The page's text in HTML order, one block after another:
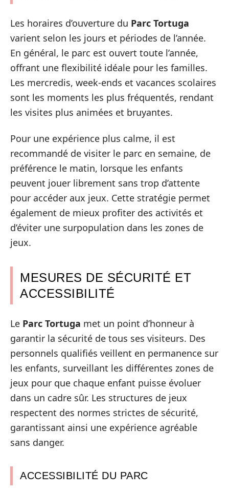
Les horaires d’ouverture du Parc Tortuga
varient selon les jours et périodes de l’année.
En général, le parc est ouvert toute l’année,
offrant une flexibilité idéale pour les familles.
Les mercredis, week-ends et vacances scolaires
sont les moments les plus fréquentés, rendant
les visites plus animées et bruyantes.
Pour une expérience plus calme, il est
recommandé de visiter le parc en semaine, de
préférence le matin, lorsque les enfants
peuvent jouer librement sans trop d’attente
pour accéder aux jeux. Cette stratégie permet
également de mieux profiter des activités et
d’éviter une surpopulation dans les zones de
jeux.
MESURES DE SÉCURITÉ ET
ACCESSIBILITÉ
Le Parc Tortuga met un point d’honneur à
garantir la sécurité de tous ses visiteurs. Des
personnels qualifiés veillent en permanence sur
les enfants, surveillant les différentes zones de
jeux pour que chaque enfant puisse évoluer
dans un cadre sûr. Les structures de jeux
respectent des normes strictes de sécurité,
garantissant ainsi une expérience agréable
sans danger.
ACCESSIBILITÉ DU PARC